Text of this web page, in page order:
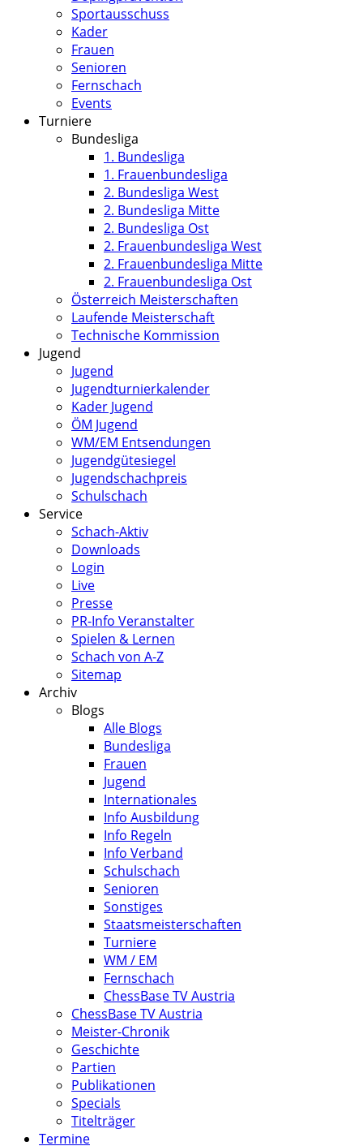
Sportausschuss
Kader
Frauen
Senioren
Fernschach
Events
Turniere
Bundesliga
1. Bundesliga
1. Frauenbundesliga
2. Bundesliga West
2. Bundesliga Mitte
2. Bundesliga Ost
2. Frauenbundesliga West
2. Frauenbundesliga Mitte
2. Frauenbundesliga Ost
Österreich Meisterschaften
Laufende Meisterschaft
Technische Kommission
Jugend
Jugend
Jugendturnierkalender
Kader Jugend
ÖM Jugend
WM/EM Entsendungen
Jugendgütesiegel
Jugendschachpreis
Schulschach
Service
Schach-Aktiv
Downloads
Login
Live
Presse
PR-Info Veranstalter
Spielen & Lernen
Schach von A-Z
Sitemap
Archiv
Blogs
Alle Blogs
Bundesliga
Frauen
Jugend
Internationales
Info Ausbildung
Info Regeln
Info Verband
Schulschach
Senioren
Sonstiges
Staatsmeisterschaften
Turniere
WM / EM
Fernschach
ChessBase TV Austria
ChessBase TV Austria
Meister-Chronik
Geschichte
Partien
Publikationen
Specials
Titelträger
Termine